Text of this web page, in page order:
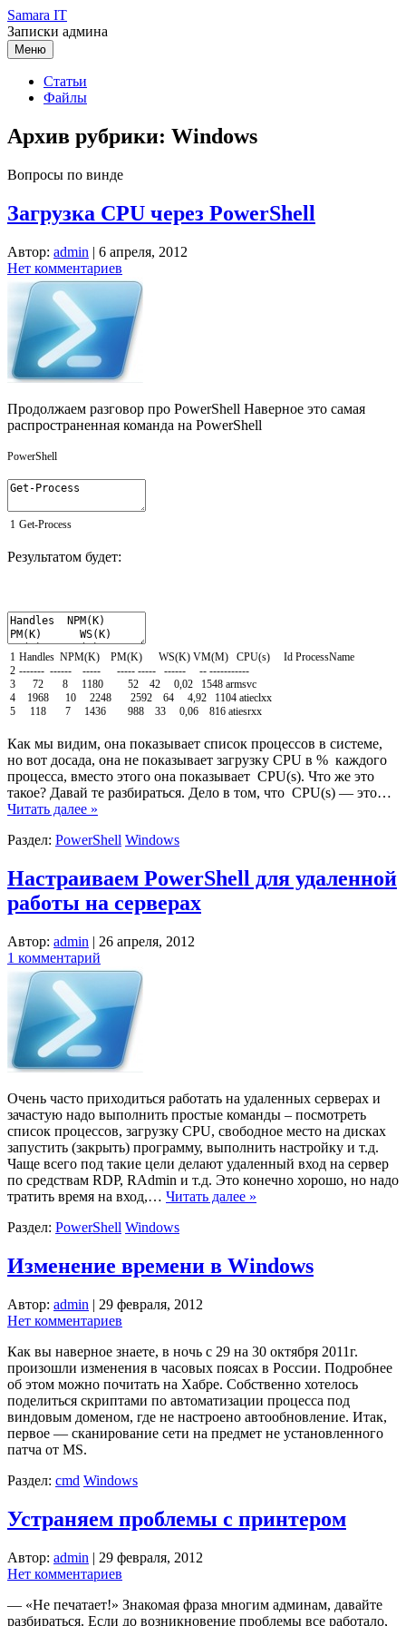
Перейти
к
содержимому
Samara IT
Записки админа
Меню
Статьи
Файлы
Архив рубрики: Windows
Вопросы по винде
Загрузка CPU через PowerShell
Автор: admin | 6 апреля, 2012
Нет комментариев
Продолжаем разговор про PowerShell Наверное это самая
распространенная команда на PowerShell
PowerShell
1 Get-Process
Результатом будет:
1
2
3
4
5
Handles NPM(K) PM(K) WS(K) VM(M) CPU(s) Id ProcessName
------- ------ ----- ----- ----- ------ -- -----------
72
8 1180 52 42 0,02 1548 armsvc
1968
10 2248 2592 64 4,92 1104 atieclxx
118
7 1436 988 33 0,06 816 atiesrxx
Как мы видим, она показывает список процессов в системе,
но вот досада, она не показывает загрузку CPU в % каждого
процесса, вместо этого она показывает CPU(s). Что же это
такое? Давай те разбираться. Дело в том, что CPU(s) — это…
Читать далее »
Раздел: PowerShell Windows
Настраиваем PowerShell для удаленной
работы на серверах
Автор: admin | 26 апреля, 2012
1 комментарий
Очень часто приходиться работать на удаленных серверах и
зачастую надо выполнить простые команды – посмотреть
список процессов, загрузку CPU, свободное место на дисках
запустить (закрыть) программу, выполнить настройку и т.д.
Чаще всего под такие цели делают удаленный вход на сервер
по средствам RDP, RAdmin и т.д. Это конечно хорошо, но надо
тратить время на вход,… Читать далее »
Раздел: PowerShell Windows
Изменение времени в Windows
Автор: admin | 29 февраля, 2012
Нет комментариев
Как вы наверное знаете, в ночь с 29 на 30 октября 2011г.
произошли изменения в часовых поясах в России. Подробнее
об этом можно почитать на Хабре. Собственно хотелось
поделиться скриптами по автоматизации процесса под
виндовым доменом, где не настроено автообновление. Итак,
первое — сканирование сети на предмет не установленного
патча от MS.
Раздел: cmd Windows
Устраняем проблемы с принтером
Автор: admin | 29 февраля, 2012
Нет комментариев
— «Не печатает!» Знакомая фраза многим админам, давайте
разбираться. Если до возникновение проблемы все работало,